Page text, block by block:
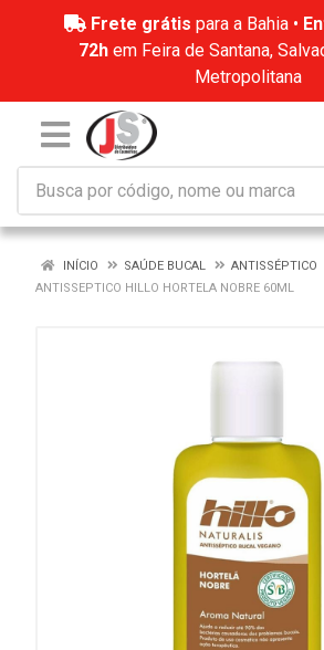
Frete grátis para a Bahia •
72hem Feira de Santana,
Metropolitana
INÍCIO SAÚDE BUCAL
ANTISSÉPTICO
ANTISSEPTICO HILLO HORTELA NOBRE 60ML